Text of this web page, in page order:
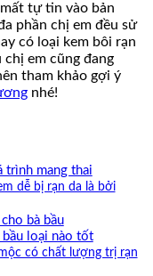
tự tin vào bản
phần chị em đều sử
có loại kem bôi rạn
em cũng đang
tham khảo gợi ý
nhé!
trình mang thai
dễ bị rạn da là bởi
bà bầu
bầu loại nào tốt
có chất lượng trị rạn